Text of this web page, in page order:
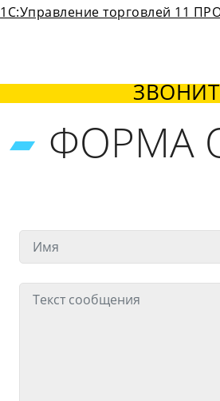
1С:Управление торговлей 11
ФОРМА